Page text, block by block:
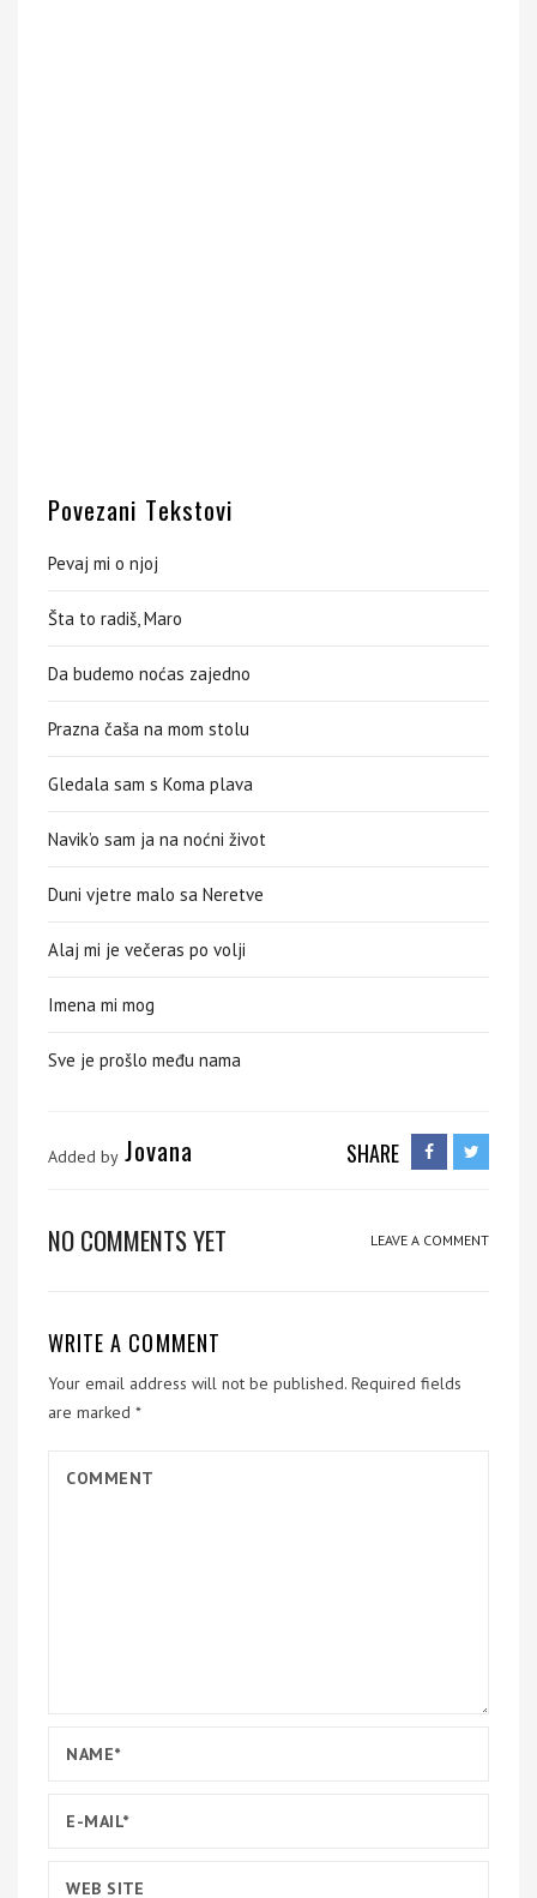
Povezani Tekstovi
Pevaj mi o njoj
Šta to radiš, Maro
Da budemo noćas zajedno
Prazna čaša na mom stolu
Gledala sam s Koma plava
Navik’o sam ja na noćni život
Duni vjetre malo sa Neretve
Alaj mi je večeras po volji
Imena mi mog
Sve je prošlo među nama
Added by Jovana SHARE
NO COMMENTS YET LEAVE A COMMENT
WRITE A COMMENT
Your email address will not be published. Required fields
are marked *